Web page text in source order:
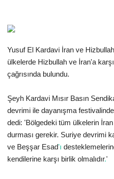
Spor
Gündem
Tekno Bilim
Ekonomi
Siyaset
Yusuf El Kardavi İran ve
ülkelerde Hizbullah ve İran'a
çağrısında bulundu.
Şeyh Kardavi Mısır Basın
devrimi ile dayanışma
dedi: 'Bölgedeki tüm ülkelerin İran
durması gerekir. Suriye devrimi
ve Beşşar Esad'ı
kendilerine karşı birlik olmalıdır.'